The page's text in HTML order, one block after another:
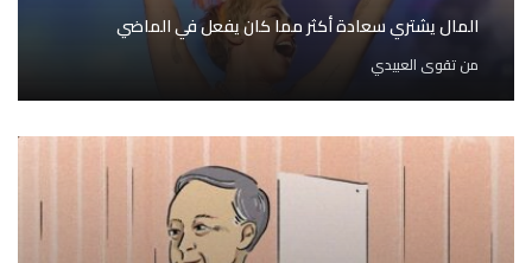
المال يشتري سعادة أكثر مما كان يفعل في الماضي
منتقوى العبيدي